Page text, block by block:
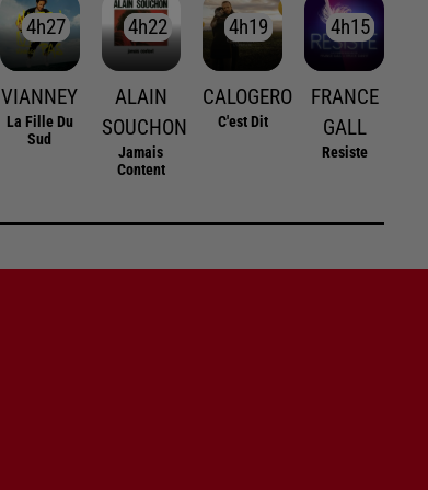
4h27
4h27
VIANNEY
La Fille Du
Sud
4h22
4h22
ALAIN
SOUCHON
Jamais
Content
4h19
4h19
CALOGERO
C'est Dit
4h15
4h15
FRANCE
GALL
Resiste